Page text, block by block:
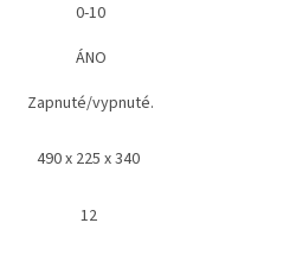
0-10
ÁNO
Zapnuté/vypnuté.
490 x 225 x 340
12